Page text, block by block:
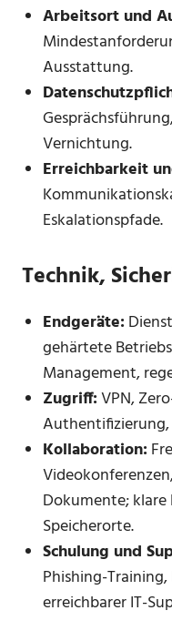
Arbeitsort und
Ausstattung.
Vernichtung.
Erreichbarkeit
Eskalationspfade.
Technik,
Endgeräte:
gehärtete
Management,
Zugriff:VPN,
Kollaboration:
Dokumente;
Speicherorte.
Schulung und
Phishing-
erreichbarer IT-